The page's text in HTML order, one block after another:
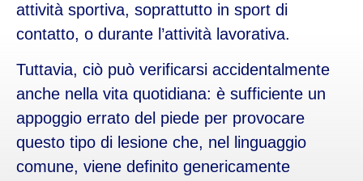
attività sportiva, soprattutto in sport di
contatto, o durante l’attività lavorativa.
Tuttavia, ciò può verificarsi accidentalmente
anche nella vita quotidiana: è sufficiente un
appoggio errato del piede per provocare
questo tipo di lesione che, nel linguaggio
comune, viene definito genericamente